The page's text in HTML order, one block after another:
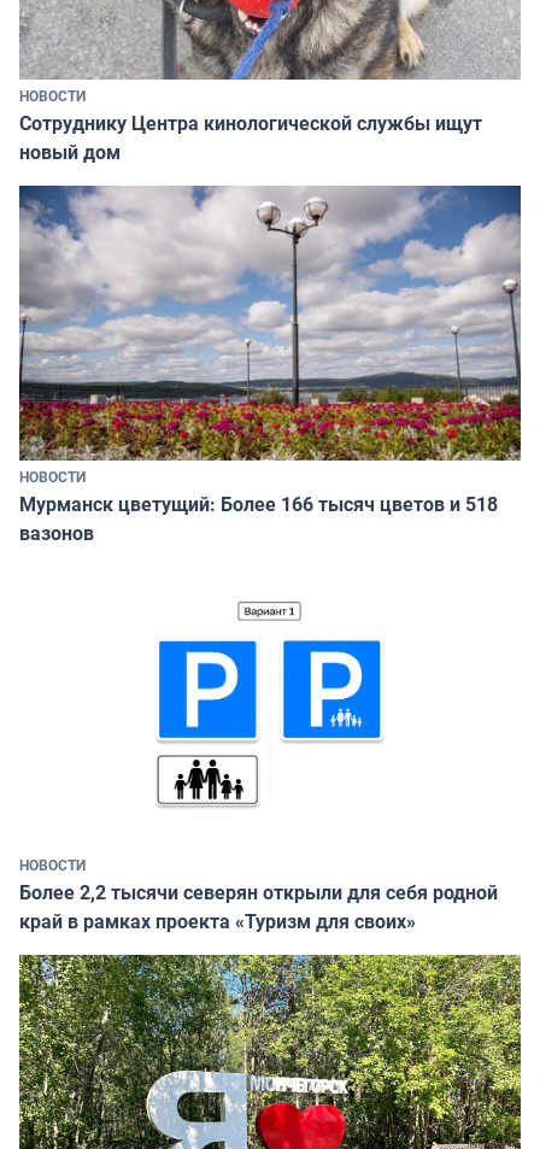
НОВОСТИ
Сотруднику Центра кинологической службы ищут
новый дом
НОВОСТИ
Мурманск цветущий: Более 166 тысяч цветов и 518
вазонов
НОВОСТИ
Более 2,2 тысячи северян открыли для себя родной
край в рамках проекта «Туризм для своих»